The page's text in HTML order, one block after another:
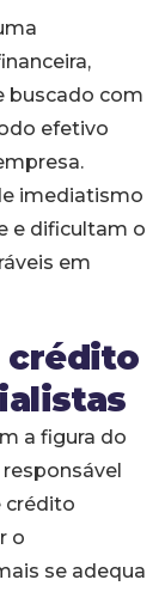
buscado com
efetivo
imediatismo
e dificultam o
em
crédito
a figura do
crédito
o
se adequa